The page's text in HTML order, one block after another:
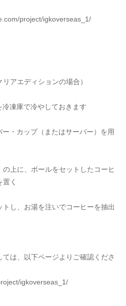
project/igkoverseas_1/
アエディションの場合）
凍庫で冷やしておきます
・カップ（またはサーバー）を用
上に、ボールをセットしたコーヒ
く
し、お湯を注いでコーヒーを抽出
は、以下ページよりご確認くださ
igkoverseas_1/